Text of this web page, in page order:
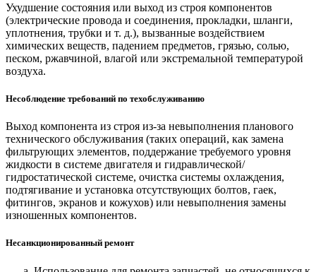
Ухудшение состояния или выход из строя компонентов
(электрические провода и соединения, прокладки, шланги,
уплотнения, трубки и т. д.), вызванные воздействием
химических веществ, падением предметов, грязью, солью,
песком, ржавчиной, влагой или экстремальной температурой
воздуха.
Несоблюдение требований по техобслуживанию
Выход компонента из строя из-за невыполнения планового
технического обслуживания (таких операций, как замена
фильтрующих элементов, поддержание требуемого уровня
жидкости в системе двигателя и гидравлической/
гидростатической системе, очистка системы охлаждения,
подтягивание и установка отсутствующих болтов, гаек,
фитингов, экранов и кожухов) или невыполнения замены
изношенных компонентов.
Несанкционированный ремонт